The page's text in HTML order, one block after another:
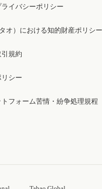
ライバシーポリシー
オ）における知的財産ポリシー
規約
シー
トフォーム苦情・紛争処理規程